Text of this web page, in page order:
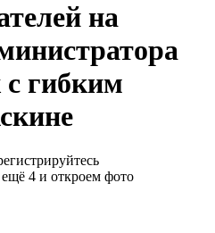
на
гибким
4 и откроем фото